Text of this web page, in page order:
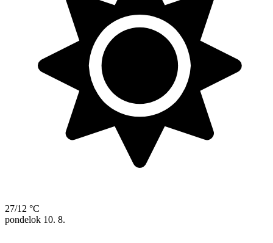
27/12 °C
pondelok 10. 8.